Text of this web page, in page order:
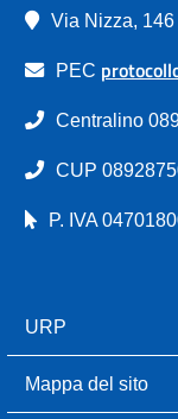
Via Nizza,
PEC
Centralino
CUP
P. IVA
URP
Mappa del sito